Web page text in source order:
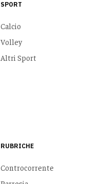
SPORT
Calcio
Volley
Altri Sport
RUBRICHE
Controcorrente